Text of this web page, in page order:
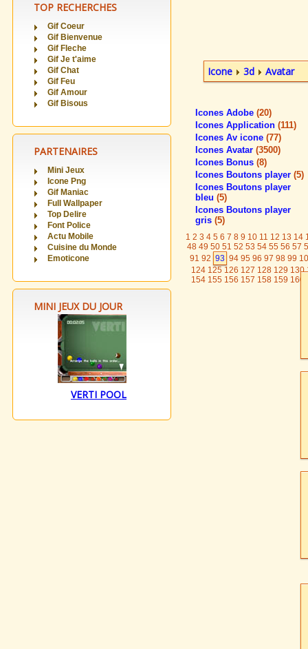
TOP RECHERCHES
Gif Coeur
Gif Bienvenue
Gif Fleche
Gif Je t'aime
Gif Chat
Gif Feu
Gif Amour
Gif Bisous
PARTENAIRES
Mini Jeux
Icone Png
Gif Maniac
Full Wallpaper
Top Delire
Font Police
Actu Mobile
Cuisine du Monde
Emoticone
MINI JEUX DU JOUR
VERTI POOL
Icone 3d Avatar
Icones Adobe (20)
Icones Application (111)
Icones Av icone (77)
Icones Avatar (3500)
Icones Bonus (8)
Icones Boutons player (5)
Icones Boutons player
bleu (5)
Icones Boutons player
gris (5)
1 2 3 4 5 6 7 8 9 10 11 12 13 14
48 49 50 51 52 53 54 55 56 57
91 92 93 94 95 96 97 98 99
124 125 126 127 128 129 130
154 155 156 157 158 159 160